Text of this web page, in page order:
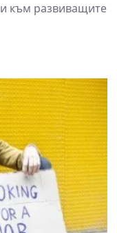
към развиващите